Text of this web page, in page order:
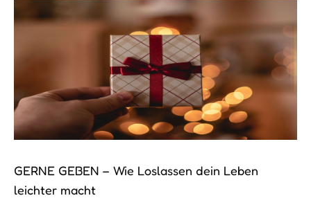
GERNE GEBEN – Wie Loslassen dein Leben
leichter macht